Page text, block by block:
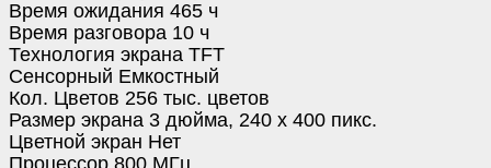
Время ожидания 465 ч
Время разговора 10 ч
Технология экрана TFT
Сенсорный Емкостный
Кол. Цветов 256 тыс. цветов
Размер экрана 3 дюйма, 240 x 400 пикс.
Цветной экран Нет
Процессор 800 МГц